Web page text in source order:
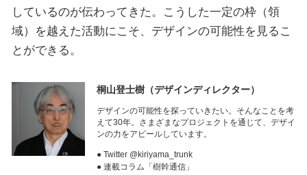
しているのが伝わってきた。こうした一定の枠（領
域）を越えた活動にこそ、デザインの可能性を見るこ
とができる。
桐山登士樹（デザインディレクター）
デザインの可能性を探っていきたい。そんなことを考
えて30年。さまざまなプロジェクトを通じて、デザイ
ンの力をアピールしています。
● Twitter @kiriyama_trunk
● 連載コラム「樹幹通信」